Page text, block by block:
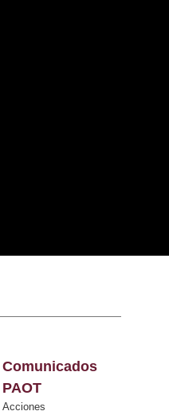
Comunicados
PAOT
Acciones